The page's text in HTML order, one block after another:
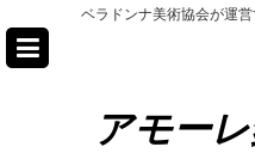
ベラドンナ美術協会が運
アモー